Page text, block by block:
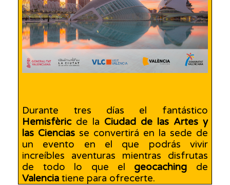
Durante tres días el fantástico
Hemisfèricde la Ciudad de las Artes y
las Ciencias se convertirá en la sede de
un evento en el que podrás vivir
increíbles aventuras mientras disfrutas
de todo lo que el geocaching de
Valencia tiene para ofrecerte.